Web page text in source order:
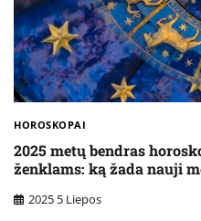
HOROSKOPAI
2025 metų bendras
ženklams: ką žada nauji
2025 5 Liepos